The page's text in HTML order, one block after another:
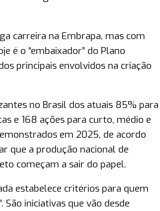
carreira na Embrapa, mas com
é o “embaixador” do Plano
principais envolvidos na criação
no Brasil dos atuais 85% para
e 168 ações para curto, médio e
em 2025, de acordo
que a produção nacional de
começam a sair do papel.
estabelece critérios para quem
iniciativas que vão desde